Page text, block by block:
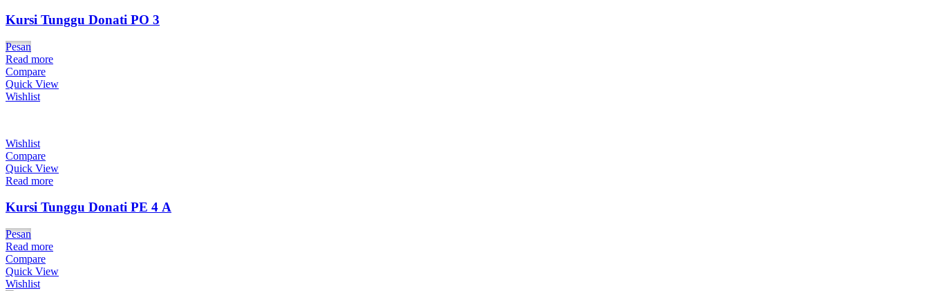
Kursi Tunggu Donati PO 3
Pesan
Read more
Compare
Quick View
Wishlist
Wishlist
Compare
Quick View
Read more
Kursi Tunggu Donati PE 4 A
Pesan
Read more
Compare
Quick View
Wishlist